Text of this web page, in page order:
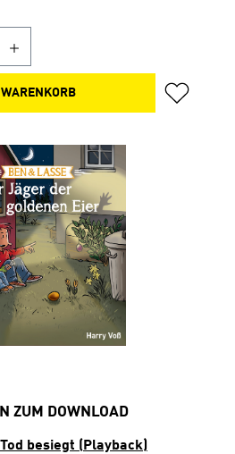
WARENKORB
ZUM DOWNLOAD
besiegt (Playback)